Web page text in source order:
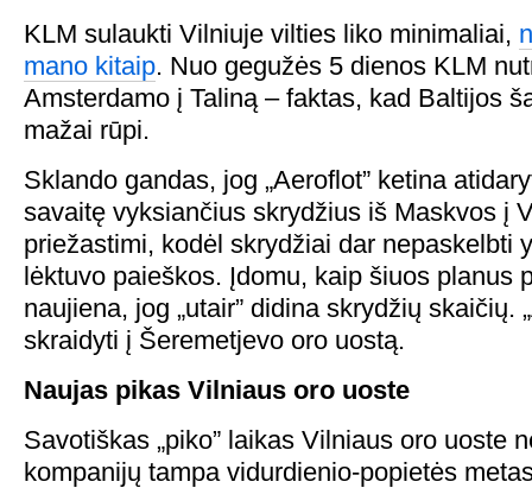
KLM sulaukti Vilniuje vilties liko minimaliai,
mano kitaip. Nuo gegužės 5 dienos KLM
Amsterdamo į Taliną – faktas, kad Baltijos
mažai rūpi.
Sklando gandas, jog „Aeroflot” ketina
savaitę vyksiančius skrydžius iš Maskvos į
priežastimi, kodėl skrydžiai dar nepaskelbti
lėktuvo paieškos. Įdomu, kaip šiuos planus
naujiena, jog „utair” didina skrydžių skaičių.
skraidyti į Šeremetjevo oro uostą.
Naujas pikas Vilniaus oro uoste
Savotiškas „piko” laikas Vilniaus oro uoste
kompanijų tampa vidurdienio-popietės